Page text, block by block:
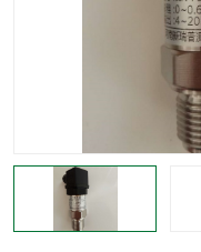
温度显示控制仪表
流量计